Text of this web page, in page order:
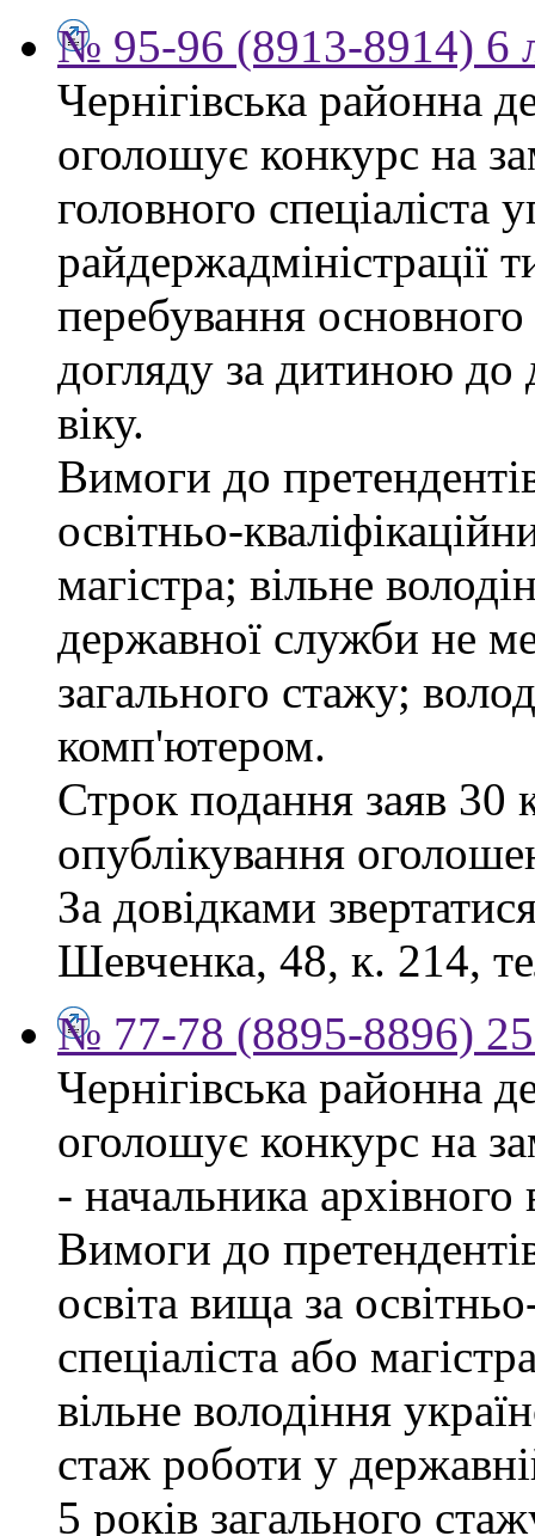
№ 95-96 (8913-8914) 6
Чернігівська районна
оголошує конкурс на
головного спеціаліста
райдержадміністрації
перебування
догляду за дитиною до
віку.
Вимоги до
освітньо-
магістра; вільне
державної служби не
загального стажу;
комп'ютером.
Строк подання заяв 30
опублікування
За довідками
Шевченка, 48, к. 214,
№ 77-78 (8895-8896) 25
Чернігівська районна
оголошує конкурс на
- начальника архівного
Вимоги до
освіта вища за
спеціаліста або
вільне володіння
стаж роботи у
5 років загального